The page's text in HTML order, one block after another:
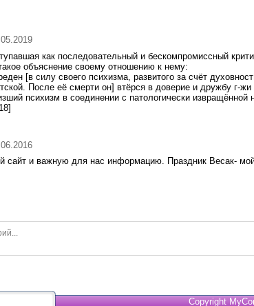
как последовательный и бескомпромиссный
объяснение своему отношению к нему:
[в силу своего психизма, развитого за счёт
После её смерти он] втёрся в доверие и дружбу г-
психизм в соединении с патологически
сайт и важную для нас информацию. Праздник Весак-
Copyright